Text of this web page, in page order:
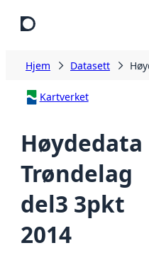
Hjem Datasett
Kartverket
Høydedata
Trøndelag
del3 3pkt
2014